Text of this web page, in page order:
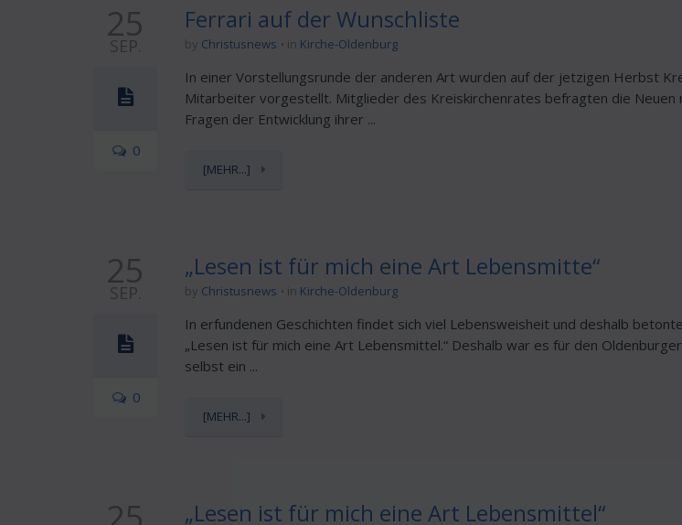
25
SEP.
0
Ferrari auf der Wunschliste
by Christusnews in Kirche-Oldenburg
In einer Vorstellungsrunde der anderen Art wurden auf der jetzigen Herbst
Mitarbeiter vorgestellt. Mitglieder des Kreiskirchenrates befragten die Neuen
Fragen der Entwicklung ihrer ...
[MEHR...]
25
SEP.
0
„Lesen ist für mich eine Art Lebensmitte“
by Christusnews in Kirche-Oldenburg
In erfundenen Geschichten findet sich viel Lebensweisheit und deshalb
„Lesen ist für mich eine Art Lebensmittel.“ Deshalb war es für den
selbst ein ...
[MEHR...]
„Lesen ist für mich eine Art Lebensmittel“